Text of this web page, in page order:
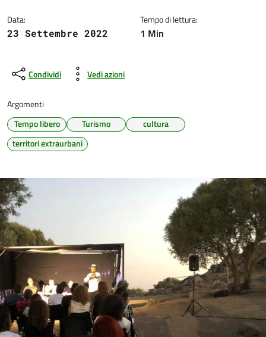
Data:
23 Settembre 2022
Tempo di lettura:
1 Min
Condividi Vedi azioni
Argomenti
Tempo libero
Turismo
cultura
territori extraurbani